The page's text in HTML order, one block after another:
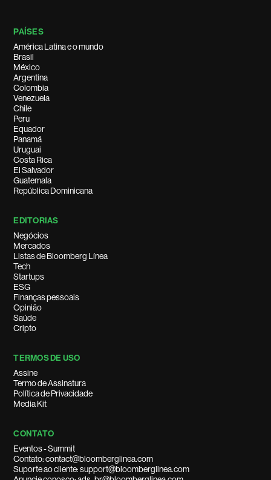
PAÍSES
América Latina e o mundo
Brasil
México
Argentina
Colombia
Venezuela
Chile
Peru
Equador
Panamá
Uruguai
Costa Rica
El Salvador
Guatemala
República Dominicana
EDITORIAS
Negócios
Mercados
Listas de Bloomberg Línea
Tech
Startups
ESG
Finanças pessoais
Opinião
Saúde
Cripto
TERMOS DE USO
Assine
Termo de Assinatura
Política de Privacidade
Media Kit
CONTATO
Eventos - Summit
Contato: contact@bloomberglinea.com
Suporte ao cliente: support@bloomberglinea.com